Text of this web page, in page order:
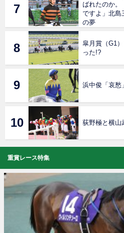
ばれたのか。
ですよ」北島
の夢
皐月賞（G1
った!?
浜中俊「哀愁
荻野極と横山
重賞レース特集